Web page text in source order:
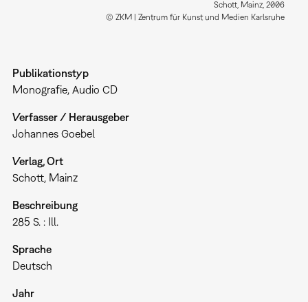
Schott, Mainz, 2006
© ZKM | Zentrum für Kunst und Medien Karlsruhe
Publikationstyp
Monografie Audio CD
Verfasser / Herausgeber
Johannes Goebel
Verlag, Ort
Schott, Mainz
Beschreibung
285 S. : Ill.
Sprache
Deutsch
Jahr